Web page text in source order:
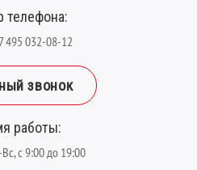
Россия
до +27 градусов
2.5
V-образная
коричневый
188
телефона:
495 032-08-12
звонок
работы:
с 9:00 до 19:00